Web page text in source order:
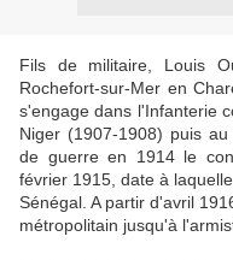
Fils de militaire, Louis
Rochefort-sur-Mer en
s'engage dans l'Infanterie
Niger (1907-1908) puis
de guerre en 1914 le
février 1915, date à
Sénégal. A partir d'avril
métropolitain jusqu'à